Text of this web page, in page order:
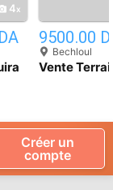
4
9500.00
Bechloul
Vente
Créer un
compte